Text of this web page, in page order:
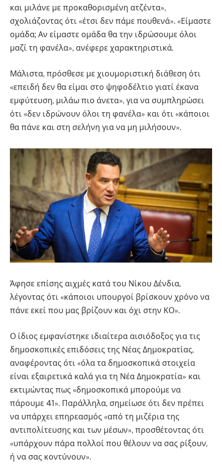
και μιλάνε με προκαθορισμένη ατζέντα»,
σχολιάζοντας ότι «έτσι δεν πάμε πουθενά». «Είμαστε
ομάδα; Αν είμαστε ομάδα θα την ιδρώσουμε όλοι
μαζί τη φανέλα», ανέφερε χαρακτηριστικά.
Μάλιστα, πρόσθεσε με χιουμοριστική διάθεση ότι
«επειδή δεν θα είμαι στο ψηφοδέλτιο γιατί έκανα
εμφύτευση, μιλάω πιο άνετα», για να συμπληρώσει
ότι «δεν ιδρώνουν όλοι τη φανέλα» και ότι «κάποιοι
θα πάνε και στη σελήνη για να μη μιλήσουν».
Άφησε επίσης αιχμές κατά του Νίκου Δένδια,
λέγοντας ότι «κάποιοι υπουργοί βρίσκουν χρόνο να
πάνε εκεί που μας βρίζουν και όχι στην ΚΟ».
Ο ίδιος εμφανίστηκε ιδιαίτερα αισιόδοξος για τις
δημοσκοπικές επιδόσεις της Νέας Δημοκρατίας,
αναφέροντας ότι «όλα τα δημοσκοπικά στοιχεία
είναι εξαιρετικά καλά για τη Νέα Δημοκρατία» και
εκτιμώντας πως «δημοσκοπικά μπορούμε να
πάρουμε 41». Παράλληλα, σημείωσε ότι δεν πρέπει
να υπάρχει επηρεασμός «από τη μιζέρια της
αντιπολίτευσης και των μέσων», προσθέτοντας ότι
«υπάρχουν πάρα πολλοί που θέλουν να σας ρίξουν,
ή να σας κοντύνουν».